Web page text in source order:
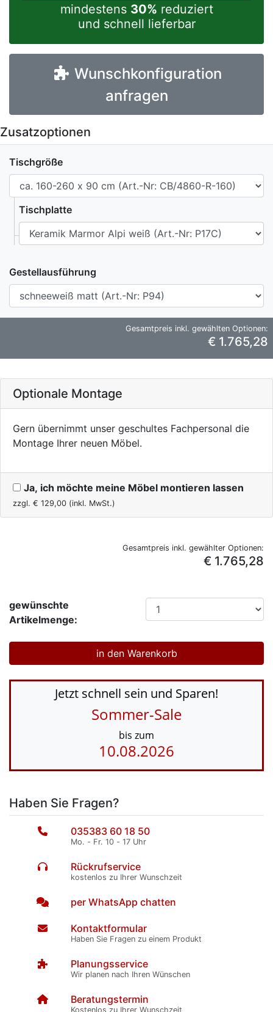
mindestens 30% reduziert
und schnell lieferbar
Wunschkonfiguration
anfragen
Zusatzoptionen
Tischgröße
Tischplatte
Gestellausführung
Gesamtpreis inkl. gewählten Optionen:
€ 1.765,28
Optionale Montage
Gern übernimmt unser geschultes Fachpersonal die
Montage Ihrer neuen Möbel.
Ja, ich möchte meine Möbel montieren lassen
zzgl. € 129,00 (inkl. MwSt.)
Gesamtpreis inkl. gewählter Optionen:
€ 1.765,28
gewünschte
Artikelmenge:
Jetzt schnell sein und Sparen!
Sommer-Sale
bis zum
10.08.2026
Haben Sie Fragen?
035383 60 18 50
Mo. - Fr. 10 - 17 Uhr
Rückrufservice
kostenlos zu Ihrer Wunschzeit
per WhatsApp chatten
Kontaktformular
Haben Sie Fragen zu einem Produkt
Planungsservice
Wir planen nach Ihren Wünschen
Beratungstermin
Kostenlos zu Ihrer Wunschzeit